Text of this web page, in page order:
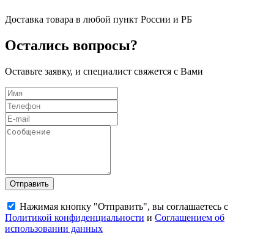
Доставка товара в любой пункт России и РБ
Остались вопросы?
Оставьте заявку, и специалист свяжется с Вами
Отправить
Нажимая кнопку "Отправить", вы соглашаетесь с
Политикой конфиденциальности и Соглашением об
использовании данных